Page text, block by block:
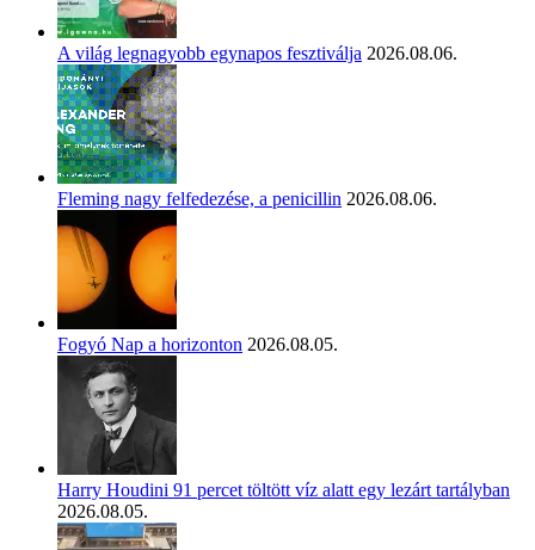
A világ legnagyobb egynapos fesztiválja 2026.08.06.
Fleming nagy felfedezése, a penicillin 2026.08.06.
Fogyó Nap a horizonton 2026.08.05.
Harry Houdini 91 percet töltött víz alatt egy lezárt tartályban
2026.08.05.